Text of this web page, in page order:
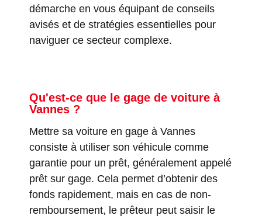
démarche en vous équipant de conseils
avisés et de stratégies essentielles pour
naviguer ce secteur complexe.
Qu'est-ce que le gage de voiture à
Vannes ?
Mettre sa voiture en gage à Vannes
consiste à utiliser son véhicule comme
garantie pour un prêt, généralement appelé
prêt sur gage. Cela permet d’obtenir des
fonds rapidement, mais en cas de non-
remboursement, le prêteur peut saisir le